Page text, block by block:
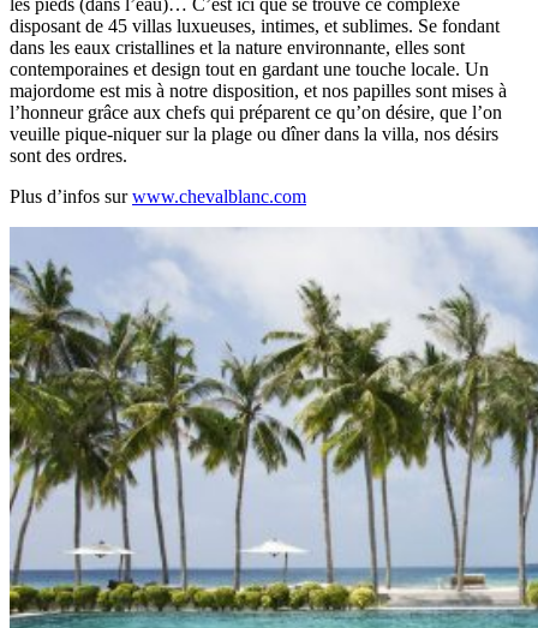
disposant de 45 villas luxueuses, intimes, et sublimes. Se fondant
dans les eaux cristallines et la nature environnante, elles sont
contemporaines et design tout en gardant une touche locale. Un
majordome est mis à notre disposition, et nos papilles sont mises à
l’honneur grâce aux chefs qui préparent ce qu’on désire, que l’on
veuille pique-niquer sur la plage ou dîner dans la villa, nos désirs
sont des ordres.
Plus d’infos surwww.chevalblanc.com